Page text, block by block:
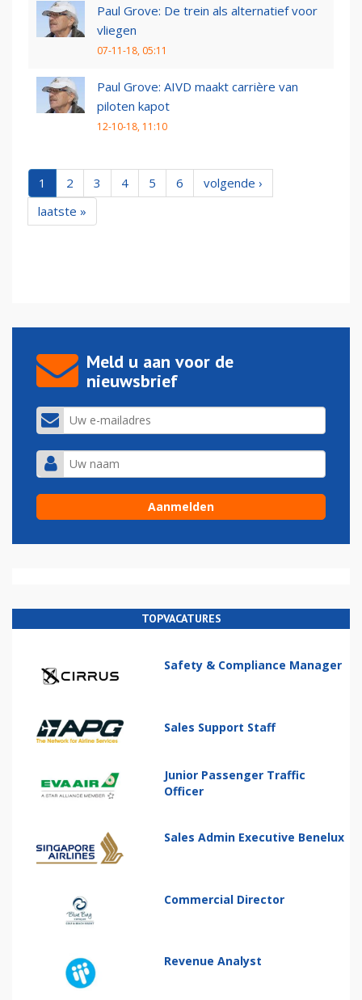
Paul Grove: De trein als alternatief voor
vliegen
07-11-18, 05:11
Paul Grove: AIVD maakt carrière van
piloten kapot
12-10-18, 11:10
1 2 3 4 5 6
volgende ›
laatste »
Meld u aan voor de
nieuwsbrief
TOPVACATURES
Safety & Compliance Manager
Sales Support Staff
Junior Passenger Traffic
Officer
Sales Admin Executive Benelux
Commercial Director
Revenue Analyst